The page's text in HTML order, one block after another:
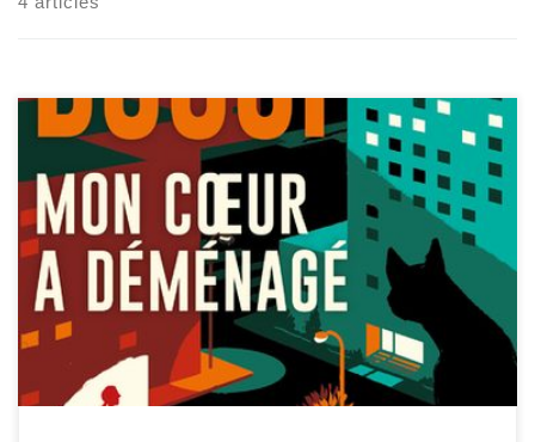
Un récit poignant : l’obsession vengeresse d’une jeune fille cherchant à
comprendre la mort de sa mère. Une histoire attachante, ponctuée d’amitié,
d’amour de belles ou mauvaises rencontres… La vengeance est un plat qui se
mange froid ! (Merci à Julie, stagiaire en reconversion, pour cette lecture !)
(Commander/Réserver)